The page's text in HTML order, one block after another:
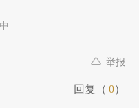
举报
回复（ 0）